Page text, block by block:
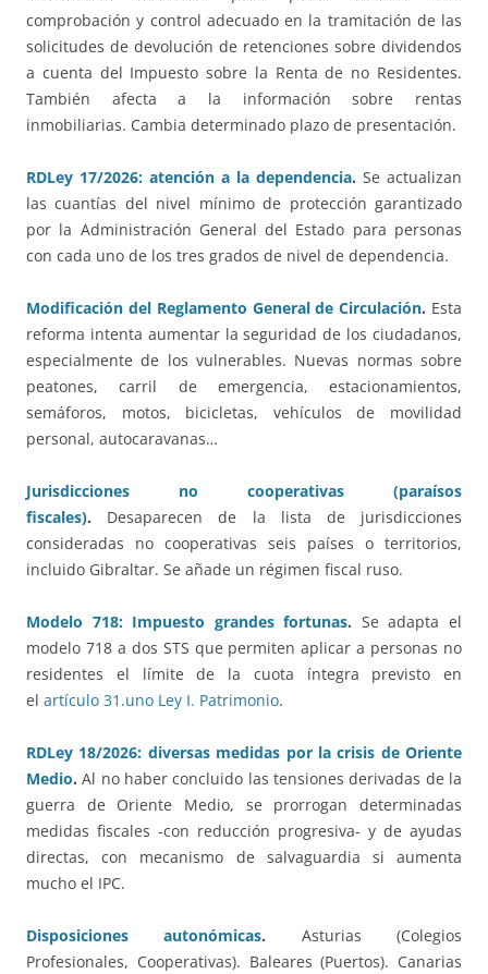
comprobación y control adecuado en la tramitación de las
solicitudes de devolución de retenciones sobre dividendos
a cuenta del Impuesto sobre la Renta de no Residentes.
También afecta a la información sobre rentas
inmobiliarias. Cambia determinado plazo de presentación.
RDLey 17/2026: atención a la dependencia. Se actualizan
las cuantías del nivel mínimo de protección garantizado
por la Administración General del Estado para personas
con cada uno de los tres grados de nivel de dependencia.
Modificación del Reglamento General de Circulación. Esta
reforma intenta aumentar la seguridad de los ciudadanos,
especialmente de los vulnerables. Nuevas normas sobre
peatones, carril de emergencia, estacionamientos,
semáforos, motos, bicicletas, vehículos de movilidad
personal, autocaravanas…
Jurisdicciones no cooperativas (paraísos
fiscales). Desaparecen de la lista de jurisdicciones
consideradas no cooperativas seis países o territorios,
incluido Gibraltar. Se añade un régimen fiscal ruso.
Modelo 718: Impuesto grandes fortunas. Se adapta el
modelo 718 a dos STS que permiten aplicar a personas no
residentes el límite de la cuota íntegra previsto en
el artículo 31.uno Ley I. Patrimonio.
RDLey 18/2026: diversas medidas por la crisis de Oriente
Medio.Al no haber concluido las tensiones derivadas de la
guerra de Oriente Medio, se prorrogan determinadas
medidas fiscales -con reducción progresiva- y de ayudas
directas, con mecanismo de salvaguardia si aumenta
mucho el IPC.
Disposiciones autonómicas. Asturias (Colegios
Profesionales, Cooperativas). Baleares (Puertos). Canarias